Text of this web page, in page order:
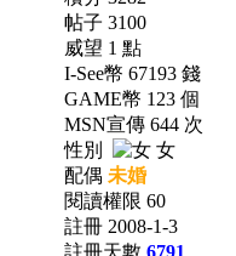
帖子 3100
威望 1 點
I-See幣 67193 錢
GAME幣 123 個
MSN宣傳 644 次
性別
女
配偶 未婚
閱讀權限 60
註冊 2008-1-3
註冊天數 6791